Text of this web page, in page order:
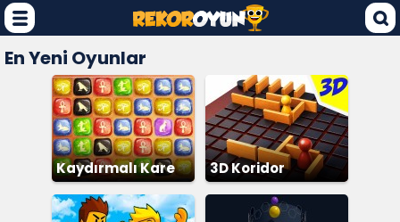
En Yeni Oyunlar
Kaydırmalı Kare
Patlatma
3D Koridor